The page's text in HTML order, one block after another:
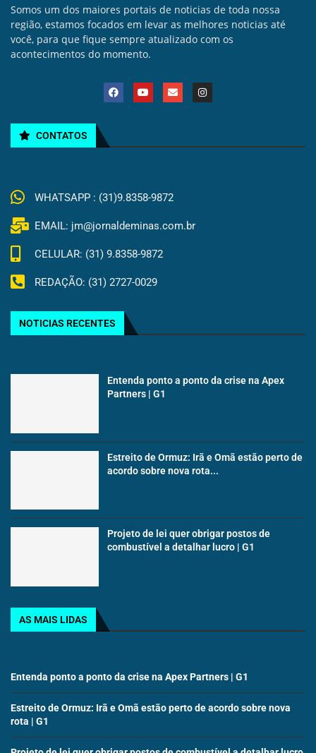
Somos um dos maiores portais de noticias de toda nossa
região, estamos focados em levar as melhores noticias até
você, para que fique sempre atualizado com os
acontecimentos do momento.
CONTATOS
WHATSAPP : (31)9.8358-9872
EMAIL: jm@jornaldeminas.com.br
CELULAR: (31) 9.8358-9872
REDAÇÃO: (31) 2727-0029
NOTICIAS RECENTES
Entenda ponto a ponto da crise na Apex
Partners | G1
Estreito de Ormuz: Irã e Omã estão perto de
acordo sobre nova rota...
Projeto de lei quer obrigar postos de
combustível a detalhar lucro | G1
AS MAIS LIDAS
Entenda ponto a ponto da crise na Apex Partners | G1
Estreito de Ormuz: Irã e Omã estão perto de acordo sobre nova
rota | G1